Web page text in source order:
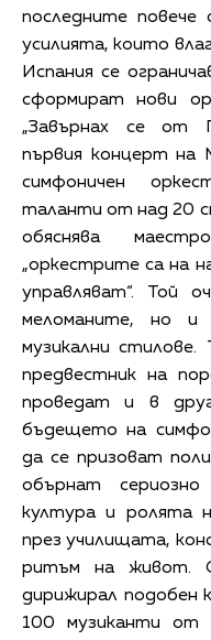
последните
усилията, които
Испания се
сформират нови
„Завърнах се от
първия концерт на
симфоничен
таланти от над 20
обяснява
„оркестрите са на
управляват“. Той
меломаните, но
музикални
предвестник на
проведат и в
бъдещето на
да се призоват
обърнат
култура и ролята
през училищата,
ритъм на живот.
дирижирал подобен
100 музиканти от